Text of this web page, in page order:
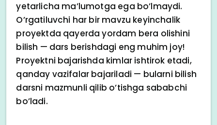
yetarlicha ma’lumotga ega bo’lmaydi.
O’rgatiluvchi har bir mavzu keyinchalik
proyektda qayerda yordam bera olishini
bilish — dars berishdagi eng muhim joy!
Proyektni bajarishda kimlar ishtirok etadi,
qanday vazifalar bajariladi — bularni bilish
darsni mazmunli qilib o’tishga sababchi
bo’ladi.